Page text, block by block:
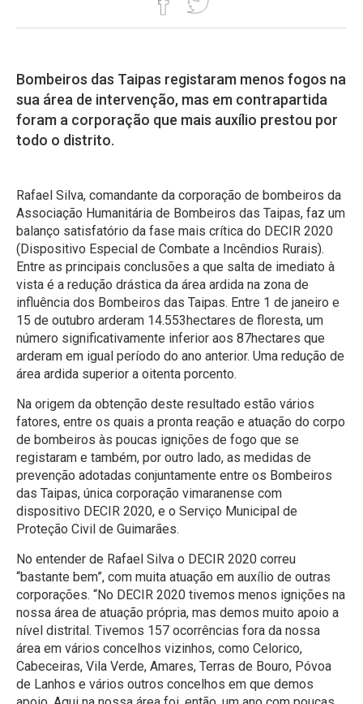
Bombeiros das Taipas registaram menos fogos na
sua área de intervenção, mas em contrapartida
foram a corporação que mais auxílio prestou por
todo o distrito.
Rafael Silva, comandante da corporação de bombeiros da
Associação Humanitária de Bombeiros das Taipas, faz um
balanço satisfatório da fase mais crítica do DECIR 2020
(Dispositivo Especial de Combate a Incêndios Rurais).
Entre as principais conclusões a que salta de imediato à
vista é a redução drástica da área ardida na zona de
influência dos Bombeiros das Taipas. Entre 1 de janeiro e
15 de outubro arderam 14.553hectares de floresta, um
número significativamente inferior aos 87hectares que
arderam em igual período do ano anterior. Uma redução de
área ardida superior a oitenta porcento.
Na origem da obtenção deste resultado estão vários
fatores, entre os quais a pronta reação e atuação do corpo
de bombeiros às poucas ignições de fogo que se
registaram e também, por outro lado, as medidas de
prevenção adotadas conjuntamente entre os Bombeiros
das Taipas, única corporação vimaranense com
dispositivo DECIR 2020, e o Serviço Municipal de
Proteção Civil de Guimarães.
No entender de Rafael Silva o DECIR 2020 correu
“bastante bem”, com muita atuação em auxílio de outras
corporações. “No DECIR 2020 tivemos menos ignições na
nossa área de atuação própria, mas demos muito apoio a
nível distrital. Tivemos 157 ocorrências fora da nossa
área em vários concelhos vizinhos, como Celorico,
Cabeceiras, Vila Verde, Amares, Terras de Bouro, Póvoa
de Lanhos e vários outros concelhos em que demos